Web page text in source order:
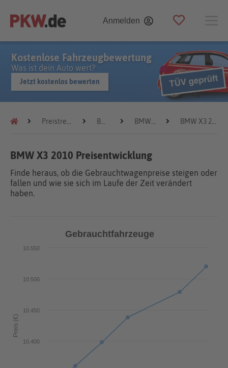
Anmelden
Kostenlose Fahrzeugbewertung
Was ist dein Auto wert?
Jetzt kostenlos bewerten
Preistrends BMW BMW X3 BMW X3 2010
BMW X3 2010 Preisentwicklung
Finde heraus, ob die Gebrauchtwagenpreise steigen oder
fallen und wie sie sich im Laufe der Zeit verändert
haben.
Preis (€)
Gebrauchtfahrzeuge
10.400
10.450
10.500
10.550